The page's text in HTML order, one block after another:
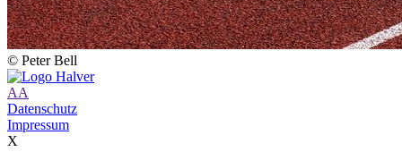
© Peter Bell
AA
Datenschutz
Impressum
X